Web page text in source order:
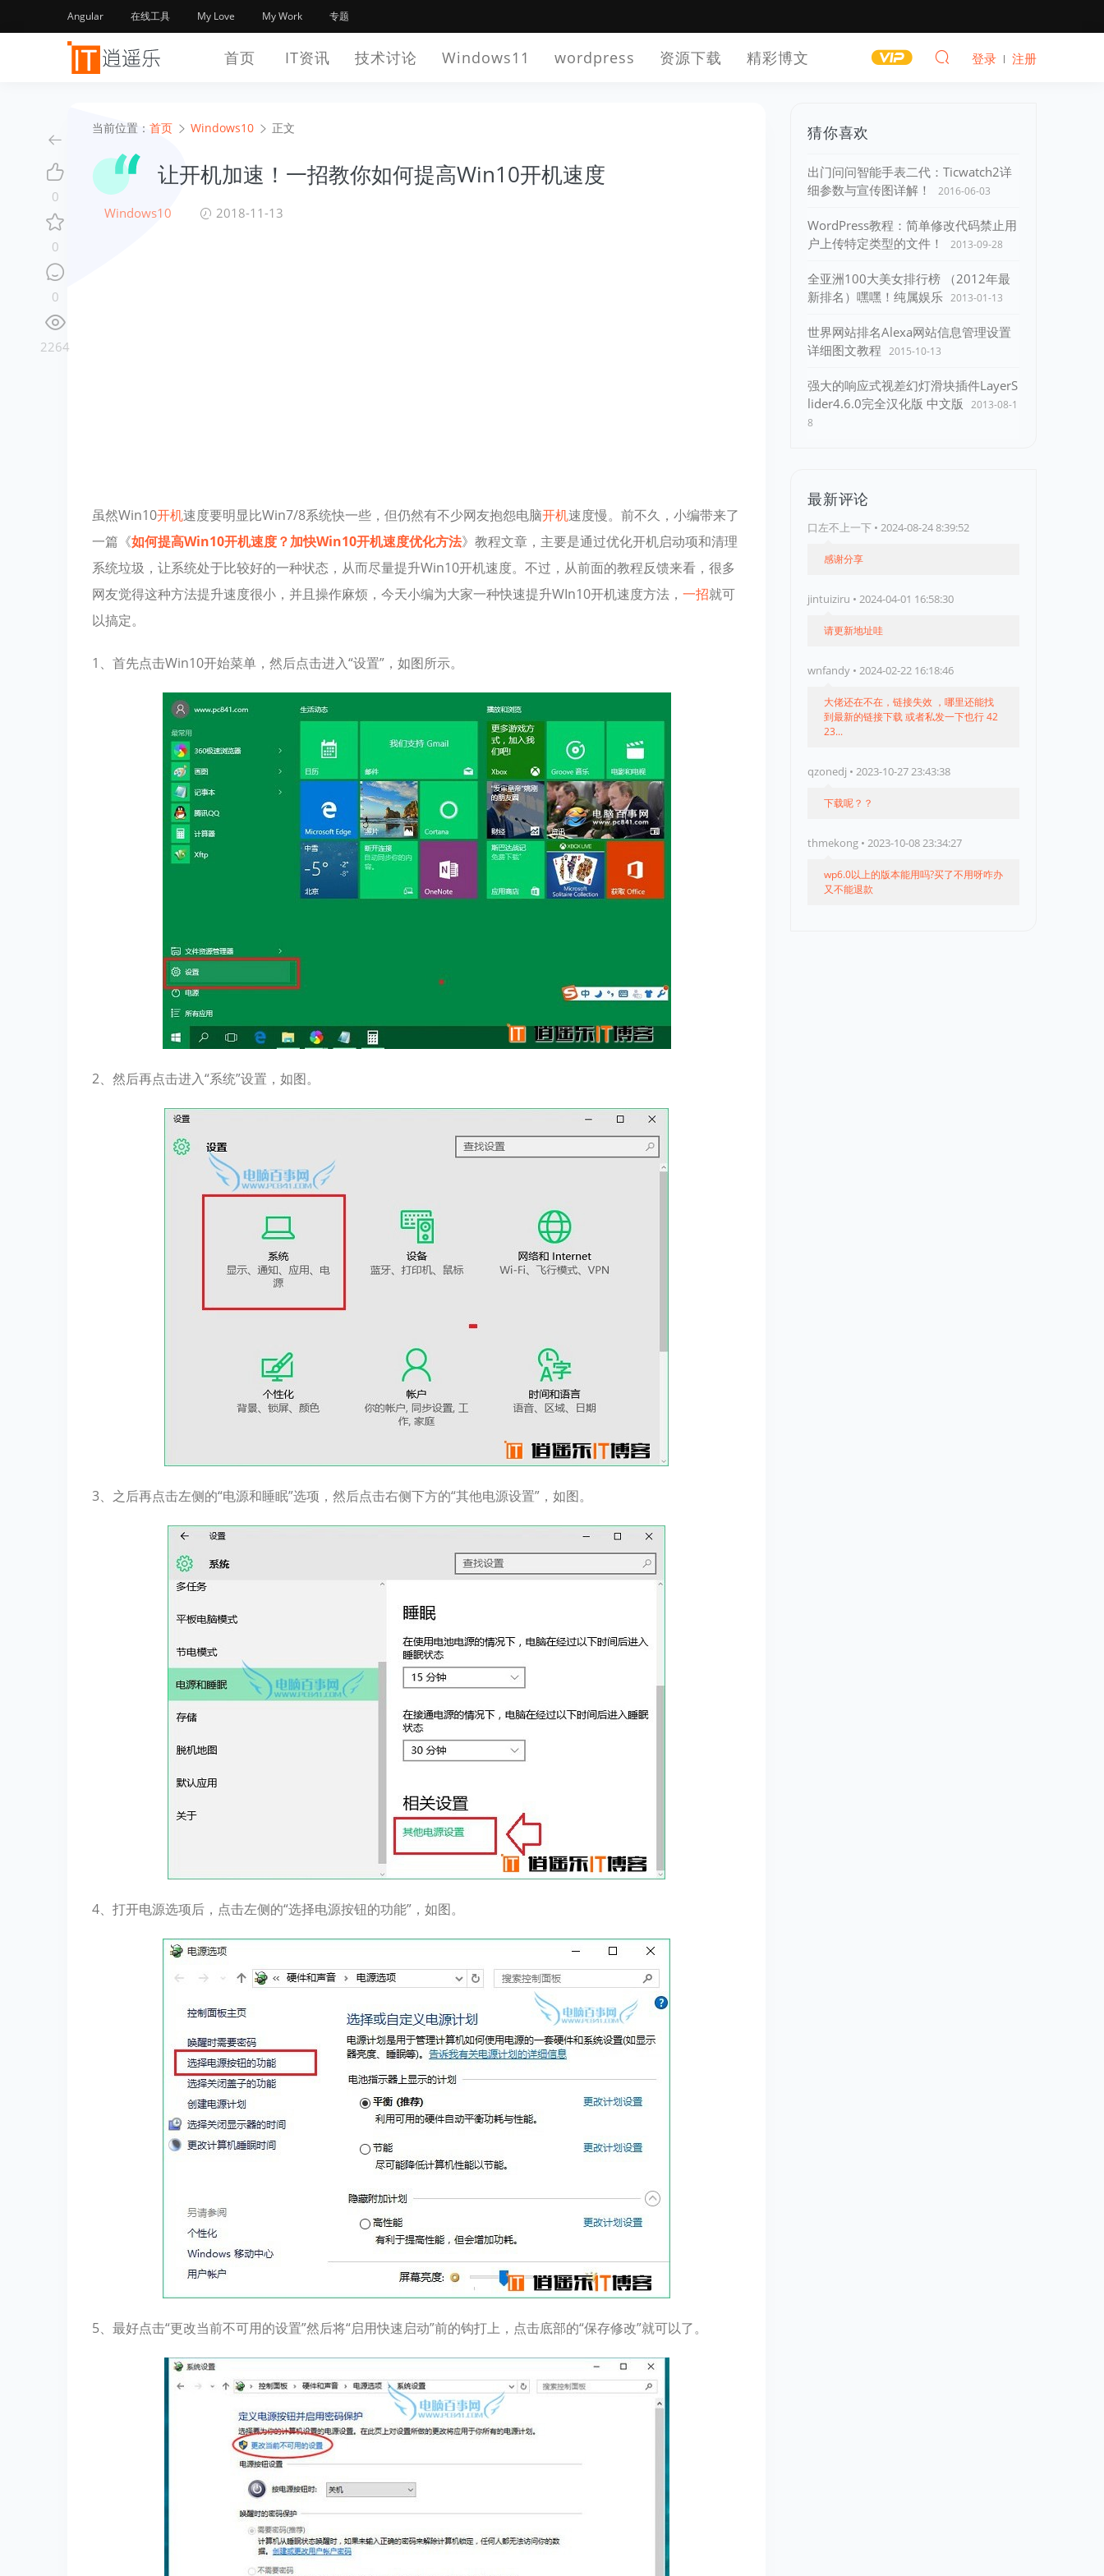
Angular 在线工具 My Love My Work 专题
首页 IT资讯 技术讨论 Windows11 wordpress 资源下载 精彩博文 登录 注册
当前位置： 首页 Windows10 正文
让开机加速！一招教你如何提高Win10开机速度
Windows10 2018-11-13
虽然Win10开机速度要明显比Win7/8系统快一些，但仍然有不少网友抱怨电脑开机速度慢。前不久，小编带来了
一篇《如何提高Win10开机速度？加快Win10开机速度优化方法》教程文章，主要是通过优化开机启动项和清理
系统垃圾，让系统处于比较好的一种状态，从而尽量提升Win10开机速度。不过，从前面的教程反馈来看，很多
网友觉得这种方法提升速度很小，并且操作麻烦，今天小编为大家一种快速提升WIn10开机速度方法， 一招就可
以搞定。
1、首先点击Win10开始菜单，然后点击进入“设置”，如图所示。
2、然后再点击进入“系统”设置，如图。
3、之后再点击左侧的“电源和睡眠”选项，然后点击右侧下方的“其他电源设置”，如图。
4、打开电源选项后，点击左侧的“选择电源按钮的功能”，如图。
5、最好点击“更改当前不可用的设置”然后将“启用快速启动”前的钩打上，点击底部的“保存修改”就可以了。
猜你喜欢
出门问问智能手表二代：Ticwatch2详
细参数与宣传图详解！
2016-06-03
WordPress教程：简单修改代码禁止用
户上传特定类型的文件！
2013-09-28
全亚洲100大美女排行榜 （2012年最
新排名）嘿嘿！纯属娱乐 2013-01-13
世界网站排名Alexa网站信息管理设置
详细图文教程 2015-10-13
强大的响应式视差幻灯滑块插件LayerS
lider4.6.0完全汉化版 中文版 2013-08-1
8
最新评论
口左不上一下 • 2024-08-24 8:39:52
感谢分享
jintuiziru • 2024-04-01 16:58:30
请更新地址哇
wnfandy • 2024-02-22 16:18:46
大佬还在不在，链接失效 ，哪里还能找
到最新的链接下载 或者私发一下也行 42
23...
qzonedj • 2023-10-27 23:43:38
下载呢？？
thmekong • 2023-10-08 23:34:27
wp6.0以上的版本能用吗?买了不用呀咋办
又不能退款
0
0
0
2264